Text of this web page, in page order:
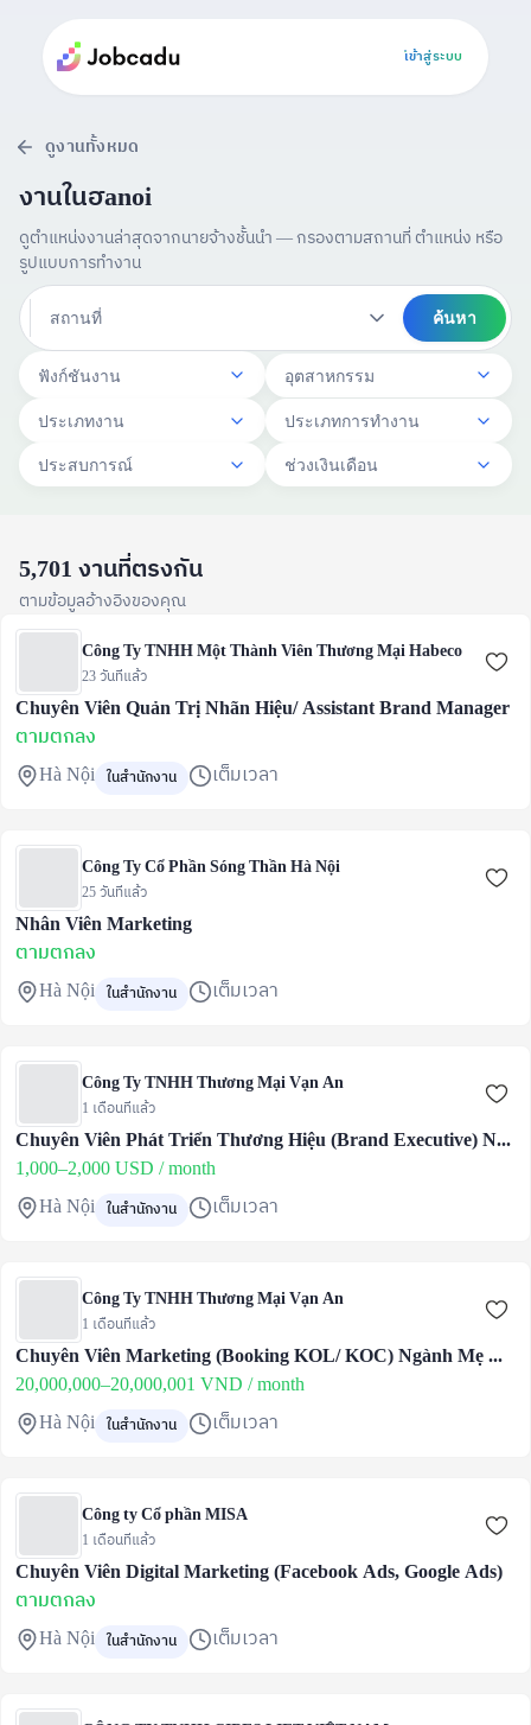
เข้าสู่ระบบ
ดูงานทั้งหมด
งานในฮanoi
ดูตำแหน่งงานล่าสุดจากนายจ้างชั้นนำ — กรองตามสถานที่ ตำแหน่ง หรือ
รูปแบบการทำงาน
สถานที่ ค้นหา
ฟังก์ชันงาน อุตสาหกรรม
ประเภทงาน ประเภทการทำงาน
ประสบการณ์ ช่วงเงินเดือน
5,701 งานที่ตรงกัน
ตามข้อมูลอ้างอิงของคุณ
Công Ty TNHH Một Thành Viên Thương Mại Habeco
23 วันที่แล้ว
Chuyên Viên Quản Trị Nhãn Hiệu/ Assistant Brand Manager
ตามตกลง
Hà Nội ในสำนักงาน เต็มเวลา
Công Ty Cổ Phần Sóng Thần Hà Nội
25 วันที่แล้ว
Nhân Viên Marketing
ตามตกลง
Hà Nội ในสำนักงาน เต็มเวลา
Công Ty TNHH Thương Mại Vạn An
1 เดือนที่แล้ว
Chuyên Viên Phát Triển Thương Hiệu (Brand Executive) Ngành Hàng Mẹ & Bé (Lương Up To 25 Triệu)
1,000–2,000 USD / month
Hà Nội ในสำนักงาน เต็มเวลา
Công Ty TNHH Thương Mại Vạn An
1 เดือนที่แล้ว
Chuyên Viên Marketing (Booking KOL/ KOC) Ngành Mẹ & Bé (Lương Up To 20 Triệu)
20,000,000–20,000,001 VND / month
Hà Nội ในสำนักงาน เต็มเวลา
Công ty Cổ phần MISA
1 เดือนที่แล้ว
Chuyên Viên Digital Marketing (Facebook Ads, Google Ads)
ตามตกลง
Hà Nội ในสำนักงาน เต็มเวลา